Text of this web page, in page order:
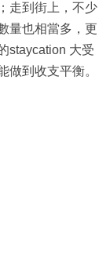
走到街上，不少
量也相當多，更
staycation 大受
做到收支平衡。